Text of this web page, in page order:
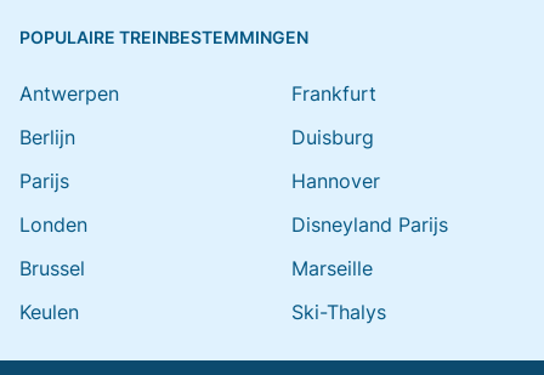
POPULAIRE TREINBESTEMMINGEN
Antwerpen
Berlijn
Parijs
Londen
Brussel
Keulen
Frankfurt
Duisburg
Hannover
Disneyland Parijs
Marseille
Ski-Thalys